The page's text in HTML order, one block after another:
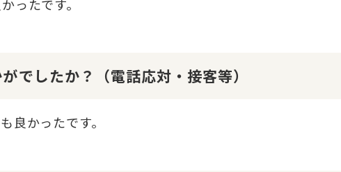
ったです。
でしたか？（電話応対・接客等）
良かったです。